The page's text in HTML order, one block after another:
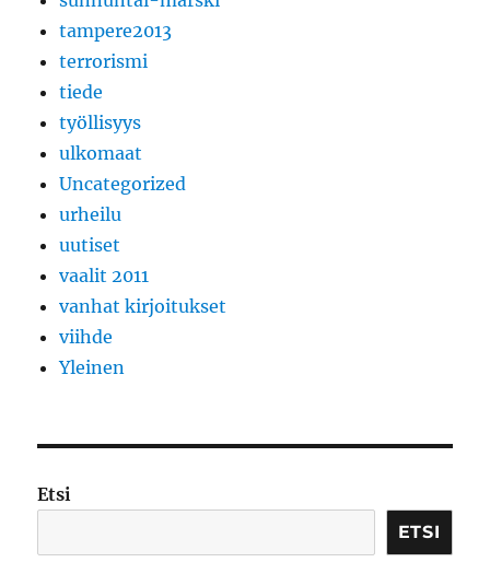
tampere2013
terrorismi
tiede
työllisyys
ulkomaat
Uncategorized
urheilu
uutiset
vaalit 2011
vanhat kirjoitukset
viihde
Yleinen
Etsi
ETSI